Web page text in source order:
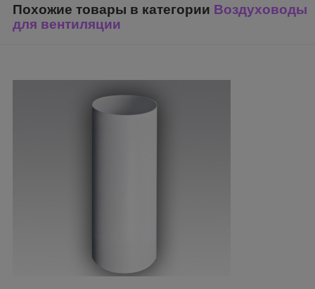
Похожие товары в категории Воздуховоды
для вентиляции